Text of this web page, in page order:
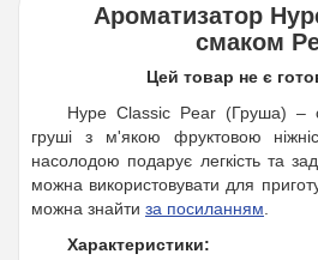
Ароматизатор
смаком
Цей товар не є
Hype Classic Pear (Груша) –
груші з м'якою фруктовою
насолодою подарує легкість та
можна використовувати для
можна знайти за посиланням
Характеристики: